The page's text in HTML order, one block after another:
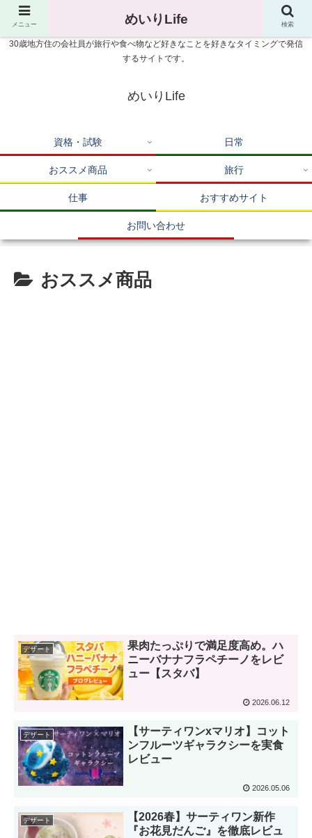
30歳地方住の会社員が旅行や食べ物など好きなことを好きなタイミングで発信
するサイトです。
めいりLife
資格・試験 日常
おススメ商品 旅行
仕事 おすすめサイト
お問い合わせ
おススメ商品
デザート
果肉たっぷりで満足度高め。ハ
ニーバナナフラペチーノをレビ
ュー【スタバ】
2026.06.12
デザート
【サーティワンxマリオ】コット
ンフルーツギャラクシーを実食
レビュー
2026.05.06
デザート
【2026春】サーティワン新作
『お花見だんご』を徹底レビュ
メニュー めいりLife 検索